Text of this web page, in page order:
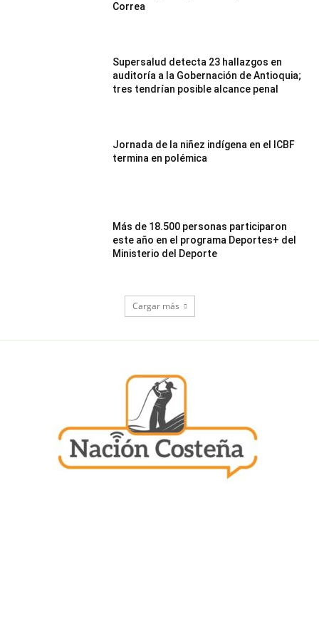
Correa
Supersalud detecta 23 hallazgos en
auditoría a la Gobernación de Antioquia;
tres tendrían posible alcance penal
Jornada de la niñez indígena en el ICBF
termina en polémica
Más de 18.500 personas participaron
este año en el programa Deportes+ del
Ministerio del Deporte
Cargar más